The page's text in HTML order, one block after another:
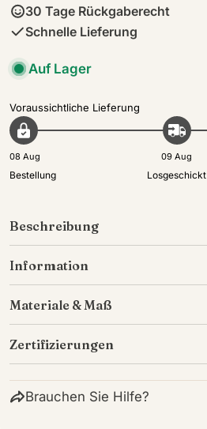
30 Tage Rückgaberecht
Schnelle Lieferung
Auf Lager
Voraussichtliche Lieferung
08 Aug
Bestellung
09 Aug
Losgeschickt
Beschreibung
Information
Materiale & Maß
Zertifizierungen
Brauchen Sie Hilfe?